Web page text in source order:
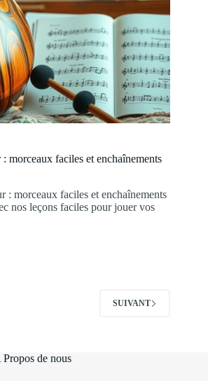
morceaux faciles et enchaînements
: morceaux faciles et enchaînements
nos leçons faciles pour jouer vos
SUIVANT
Propos de nous